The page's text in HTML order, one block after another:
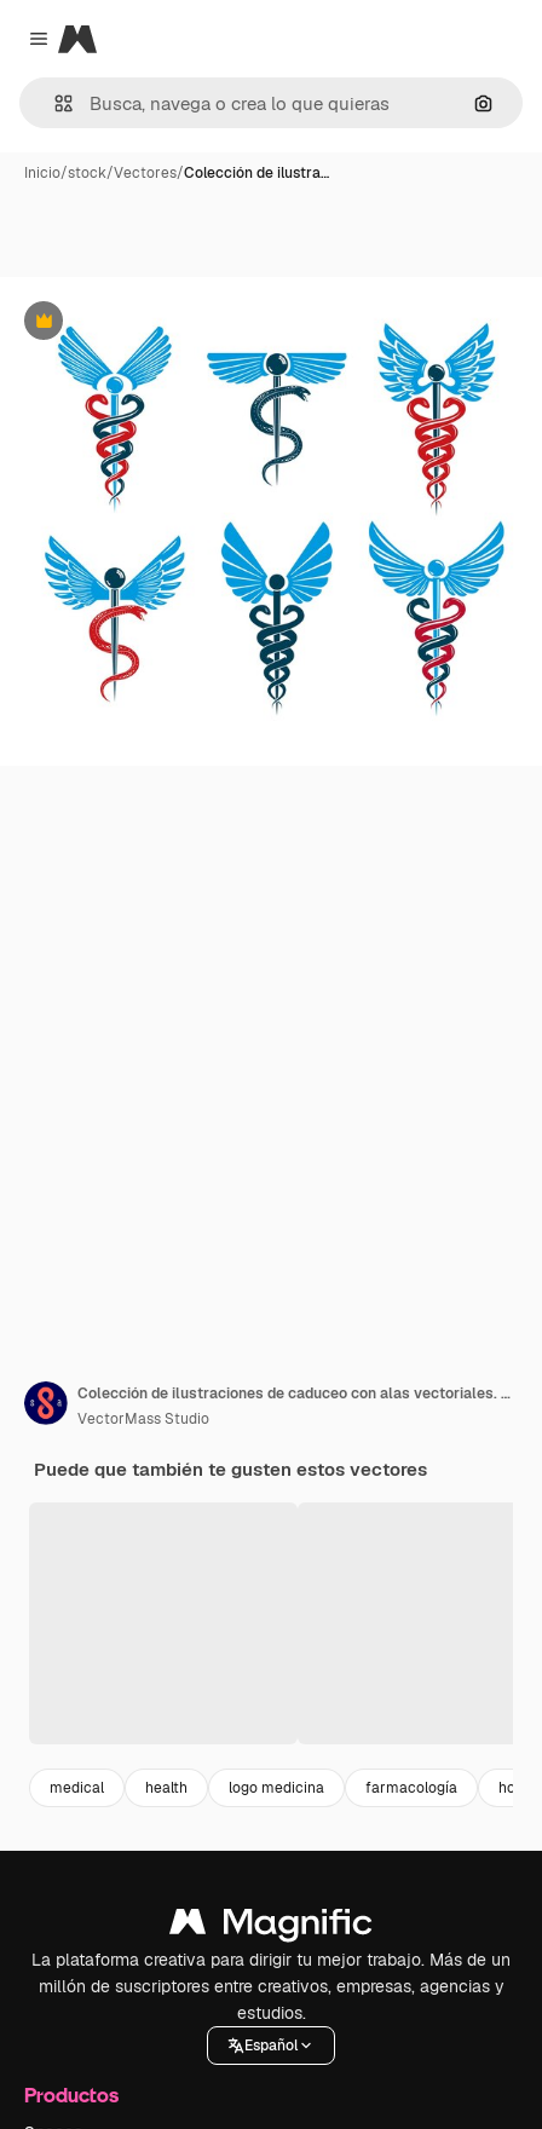
Close menu
Magnific
Inicio/stock/Vectores/Colección de ilustra…
Premium
Colección de ilustraciones de caduceo con alas vectoriales. Emblemas de ideas de farmacología y atención médica.
VectorMass Studio
Puede que también te gusten estos vectores
medical health logo medicina farmacología
La plataforma creativa para dirigir tu mejor trabajo. Más de un
millón de suscriptores entre creativos, empresas, agencias y
estudios.
Español
Productos